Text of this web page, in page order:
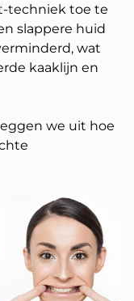
techniek toe te
slappere huid
wat
kaaklijn en
leggen we uit hoe